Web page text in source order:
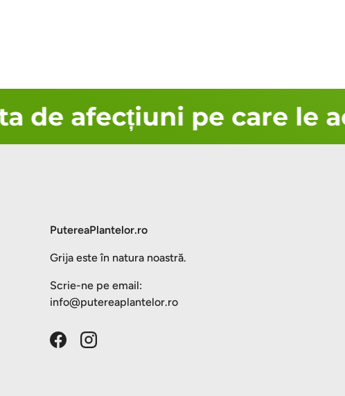
de afecțiuni pe care le
PutereaPlantelor.ro
Grija este în natura noastră.
Scrie-ne pe email:
info@putereaplantelor.ro
FacebookInstagram